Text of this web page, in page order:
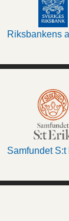
Riksbankens
Samfundet S:t